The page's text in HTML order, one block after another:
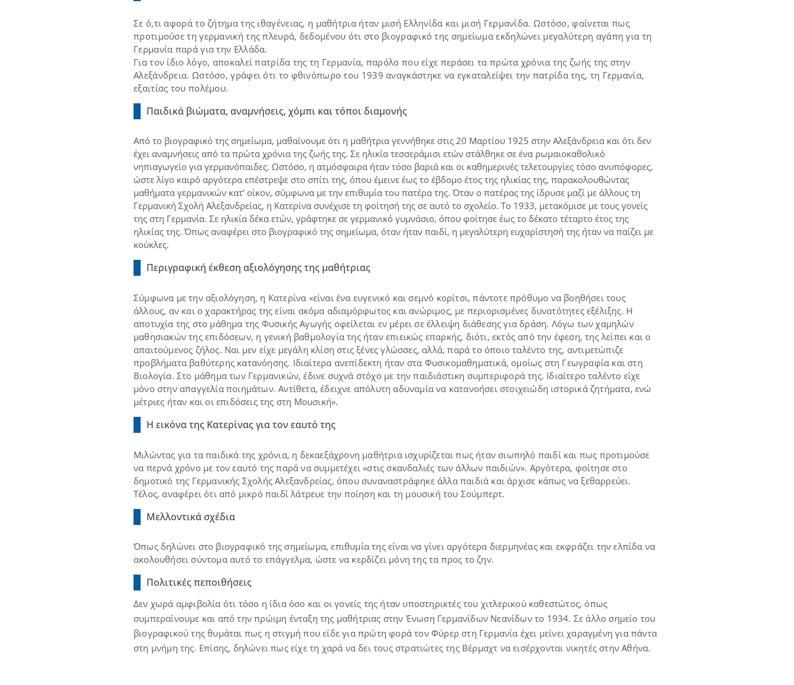
Σε ό,τι αφορά το ζήτημα της ιθαγένειας, η μαθήτρια ήταν μισή Ελληνίδα και μισή Γερμανίδα. Ωστόσο, φαίνεται πως
προτιμούσε τη γερμανική της πλευρά, δεδομένου ότι στο βιογραφικό της σημείωμα εκδηλώνει μεγαλύτερη αγάπη για τη
Γερμανία παρά για την Ελλάδα.
Για τον ίδιο λόγο, αποκαλεί πατρίδα της τη Γερμανία, παρόλο που είχε περάσει τα πρώτα χρόνια της ζωής της στην
Αλεξάνδρεια. Ωστόσο, γράφει ότι το φθινόπωρο του 1939 αναγκάστηκε να εγκαταλείψει την πατρίδα της, τη Γερμανία,
εξαιτίας του πολέμου.
Παιδικά βιώματα, αναμνήσεις, χόμπι και τόποι διαμονής
Από το βιογραφικό της σημείωμα, μαθαίνουμε ότι η μαθήτρια γεννήθηκε στις 20 Μαρτίου 1925 στην Αλεξάνδρεια και ότι δεν
έχει αναμνήσεις από τα πρώτα χρόνια της ζωής της. Σε ηλικία τεσσεράμισι ετών στάλθηκε σε ένα ρωμαιοκαθολικό
νηπιαγωγείο για γερμανόπαιδες. Ωστόσο, η ατμόσφαιρα ήταν τόσο βαριά και οι καθημερινές τελετουργίες τόσο ανυπόφορες,
ώστε λίγο καιρό αργότερα επέστρεψε στο σπίτι της, όπου έμεινε έως το έβδομο έτος της ηλικίας της, παρακολουθώντας
μαθήματα γερμανικών κατ’ οίκον, σύμφωνα με την επιθυμία του πατέρα της. Όταν ο πατέρας της ίδρυσε μαζί με άλλους τη
Γερμανική Σχολή Αλεξανδρείας, η Κατερίνα συνέχισε τη φοίτησή της σε αυτό το σχολείο. Το 1933, μετακόμισε με τους γονείς
της στη Γερμανία. Σε ηλικία δέκα ετών, γράφτηκε σε γερμανικό γυμνάσιο, όπου φοίτησε έως το δέκατο τέταρτο έτος της
ηλικίας της. Όπως αναφέρει στο βιογραφικό της σημείωμα, όταν ήταν παιδί, η μεγαλύτερη ευχαρίστησή της ήταν να παίζει με
κούκλες.
Περιγραφική έκθεση αξιολόγησης της μαθήτριας
Σύμφωνα με την αξιολόγηση, η Κατερίνα «είναι ένα ευγενικό και σεμνό κορίτσι, πάντοτε πρόθυμο να βοηθήσει τους
άλλους, αν και ο χαρακτήρας της είναι ακόμα αδιαμόρφωτος και ανώριμος, με περιορισμένες δυνατότητες εξέλιξης. Η
αποτυχία της στο μάθημα της Φυσικής Αγωγής οφείλεται εν μέρει σε έλλειψη διάθεσης για δράση. Λόγω των χαμηλών
μαθησιακών της επιδόσεων, η γενική βαθμολογία της ήταν επιεικώς επαρκής, διότι, εκτός από την έφεση, της λείπει και ο
απαιτούμενος ζήλος. Ναι μεν είχε μεγάλη κλίση στις ξένες γλώσσες, αλλά, παρά το όποιο ταλέντο της, αντιμετώπιζε
προβλήματα βαθύτερης κατανόησης. Ιδιαίτερα ανεπίδεκτη ήταν στα Φυσικομαθηματικά, ομοίως στη Γεωγραφία και στη
Βιολογία. Στο μάθημα των Γερμανικών, έδινε συχνά στόχο με την παιδιάστικη συμπεριφορά της. Ιδιαίτερο ταλέντο είχε
μόνο στην απαγγελία ποιημάτων. Αντίθετα, έδειχνε απόλυτη αδυναμία να κατανοήσει στοιχειώδη ιστορικά ζητήματα, ενώ
μέτριες ήταν και οι επιδόσεις της στη Μουσική».
Η εικόνα της Κατερίνας για τον εαυτό της
Μιλώντας για τα παιδικά της χρόνια, η δεκαεξάχρονη μαθήτρια ισχυρίζεται πως ήταν σιωπηλό παιδί και πως προτιμούσε
να περνά χρόνο με τον εαυτό της παρά να συμμετέχει «στις σκανδαλιές των άλλων παιδιών». Αργότερα, φοίτησε στο
δημοτικό της Γερμανικής Σχολής Αλεξανδρείας, όπου συναναστράφηκε άλλα παιδιά και άρχισε κάπως να ξεθαρρεύει.
Τέλος, αναφέρει ότι από μικρό παιδί λάτρευε την ποίηση και τη μουσική του Σούμπερτ.
Μελλοντικά σχέδια
Όπως δηλώνει στο βιογραφικό της σημείωμα, επιθυμία της είναι να γίνει αργότερα διερμηνέας και εκφράζει την ελπίδα να
ακολουθήσει σύντομα αυτό το επάγγελμα, ώστε να κερδίζει μόνη της τα προς το ζην.
Πολιτικές πεποιθήσεις
Δεν χωρά αμφιβολία ότι τόσο η ίδια όσο και οι γονείς της ήταν υποστηρικτές του χιτλερικού καθεστώτος, όπως
συμπεραίνουμε και από την πρώιμη ένταξη της μαθήτριας στην Ένωση Γερμανίδων Νεανίδων το 1934. Σε άλλο σημείο του
βιογραφικού της θυμάται πως η στιγμή που είδε για πρώτη φορά τον Φύρερ στη Γερμανία έχει μείνει χαραγμένη για πάντα
στη μνήμη της. Επίσης, δηλώνει πως είχε τη χαρά να δει τους στρατιώτες της Βέρμαχτ να εισέρχονται νικητές στην Αθήνα.